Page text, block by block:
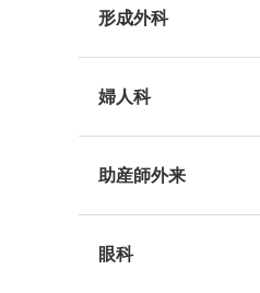
形成外科
婦人科
助産師外来
眼科